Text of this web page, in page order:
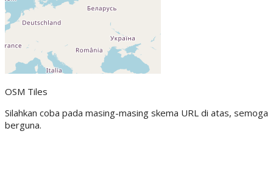
OSM Tiles
Silahkan coba pada masing-masing skema URL di atas, semoga
berguna.